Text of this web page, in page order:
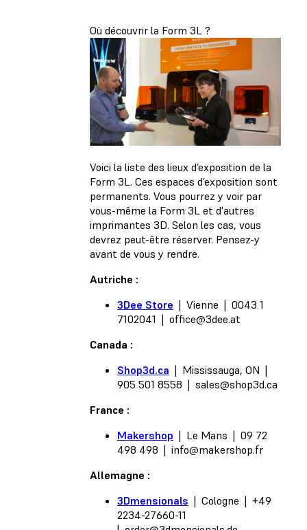
Où découvrir la Form 3L ?
Voici la liste des lieux d’exposition de la
Form 3L. Ces espaces d’exposition sont
permanents. Vous pourrez y voir par
vous-même la Form 3L et d'autres
imprimantes 3D. Selon les cas, vous
devrez peut-être réserver. Pensez-y
avant de vous y rendre.
Autriche :
3Dee Store | Vienne | 0043 1
7102041 | office@3dee.at
Canada :
Shop3d.ca | Mississauga, ON |
905 501 8558 | sales@shop3d.ca
France :
Makershop | Le Mans | 09 72
498 498 | info@makershop.fr
Allemagne :
3Dmensionals | Cologne | +49
2234-27660-11